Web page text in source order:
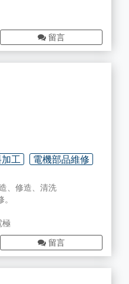
修
留言
工 電機部品維修
、修造、清洗
極
留言